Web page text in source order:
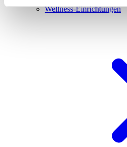
Wellness-Einrichtungen